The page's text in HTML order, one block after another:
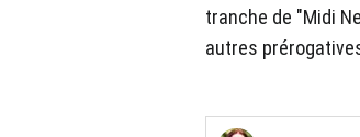
tranche de "Midi
autres